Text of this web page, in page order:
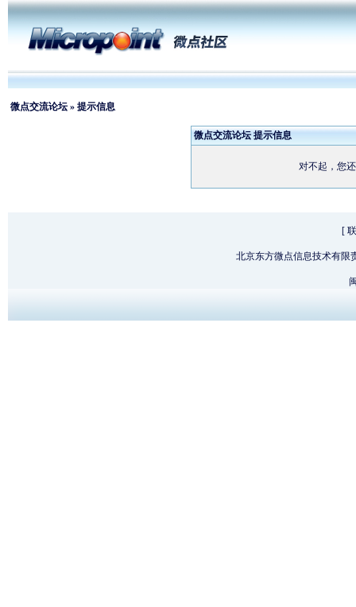
微点交流论坛 » 提示信息
微点交流论坛 提示信息
对不起，您
[
北京东方微点信息技术有限